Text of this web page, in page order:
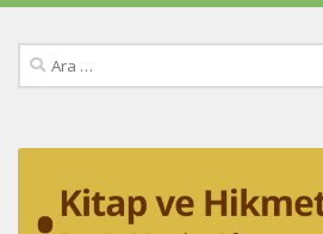
Arama: